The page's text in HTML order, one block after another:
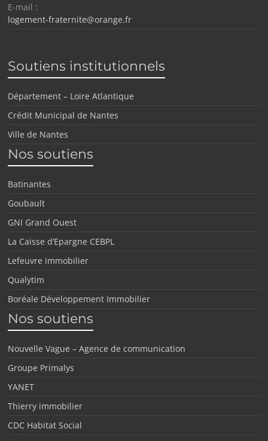
E-mail :
logement-fraternite@orange.fr
Soutiens institutionnels
Département – Loire Atlantique
Crédit Municipal de Nantes
Ville de Nantes
Nos soutiens
Batinantes
Goubault
GNI Grand Ouest
La Caisse d’Epargne CEBPL
Lefeuvre immobilier
Qualytim
Boréale Développement Immobilier
Nos soutiens
Nouvelle Vague – Agence de communication
Groupe Primalys
YANET
Thierry immobilier
CDC Habitat Social